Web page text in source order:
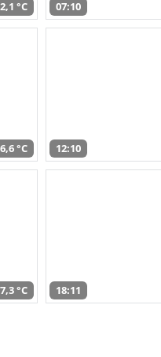
2,1 °C 07:10
6,6 °C 12:10
7,3 °C 18:11